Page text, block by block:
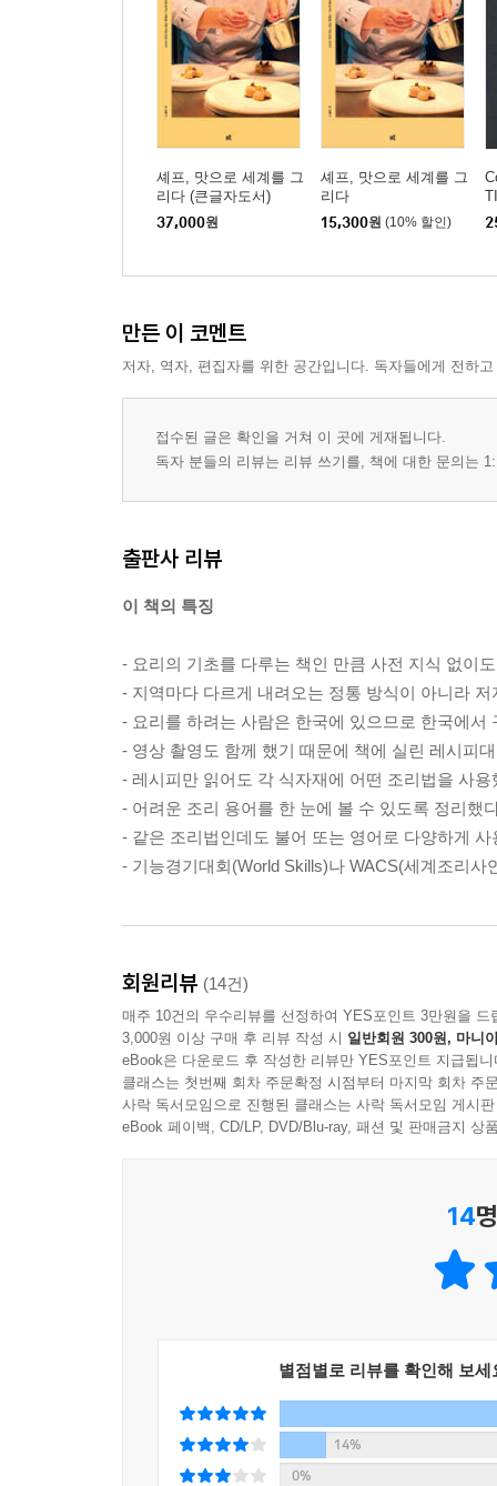
셰프, 맛으로 세계를 그
리다 (큰글자도서)
37,000원
셰프, 맛으로 세계를 그
리다
15,300원 (10% 할인)
만든 이 코멘트
저자, 역자, 편집자를 위한 공간입니다. 독자들에게 전하
접수된 글은 확인을 거쳐 이 곳에 게재됩니다.
독자 분들의 리뷰는 리뷰 쓰기를, 책에 대한 문의는
출판사 리뷰
이 책의 특징
- 요리의 기초를 다루는 책인 만큼 사전 지식 없이
- 지역마다 다르게 내려오는 정통 방식이 아니라
- 요리를 하려는 사람은 한국에 있으므로 한국에서
- 영상 촬영도 함께 했기 때문에 책에 실린 레시피
- 레시피만 읽어도 각 식자재에 어떤 조리법을 사
- 어려운 조리 용어를 한 눈에 볼 수 있도록 정리했
- 같은 조리법인데도 불어 또는 영어로 다양하게
- 기능경기대회(World Skills)나 WACS(세계조리
회원리뷰 (14건)
매주 10건의 우수리뷰를 선정하여 YES포인트 3만원을 드
3,000원 이상 구매 후 리뷰 작성 시 일반회원 300원, 마니
eBook은 다운로드 후 작성한 리뷰만 YES포인트 지급됩니
클래스는 첫번째 회차 주문확정 시점부터 마지막 회차 주
사락 독서모임으로 진행된 클래스는 사락 독서모임 게시
eBook 페이백, CD/LP, DVD/Blu-ray, 패션 및 판매금지 상
14
별점별로 리뷰를 확인해 보세
14%
0%